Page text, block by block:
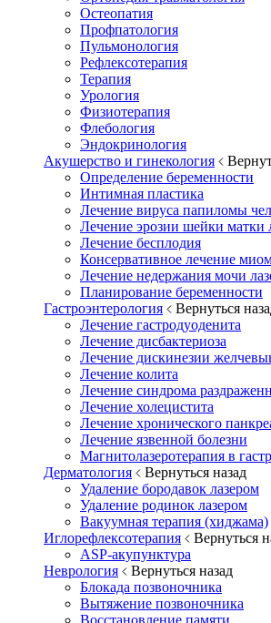
Остеопатия
Профпатология
Пульмонология
Рефлексотерапия
Терапия
Урология
Физиотерапия
Флебология
Эндокринология
Акушерство и гинекология
Определение беременности
Интимная пластика
Лечение вируса папиломы
Лечение эрозии шейки матки
Лечение бесплодия
Консервативное лечение
Лечение недержания мочи
Планирование беременности
Гастроэнтерология
Вернуться
Лечение гастродуоденита
Лечение дисбактериоза
Лечение дискинезии
Лечение колита
Лечение синдрома
Лечение холецистита
Лечение хронического
Лечение язвенной болезни
Магнитолазеротерапия в
Дерматология
Вернуться назад
Удаление бородавок лазером
Удаление родинок лазером
Вакуумная терапия (хиджама)
Иглорефлексотерапия
Вернуться
ASP-акупунктура
Неврология
Вернуться назад
Блокада позвоночника
Вытяжение позвоночника